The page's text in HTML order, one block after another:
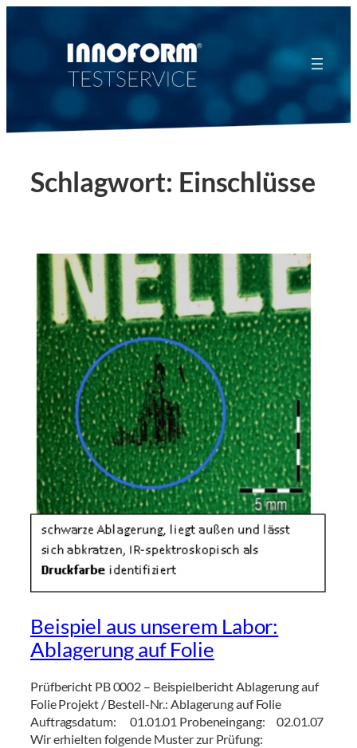
Schlagwort: Einschlüsse
Beispiel aus unserem Labor:
Ablagerung auf Folie
Prüfbericht PB 0002 – Beispielbericht Ablagerung auf
Folie Projekt / Bestell-Nr.: Ablagerung auf Folie
Auftragsdatum: 01.01.01 Probeneingang: 02.01.07
Wir erhielten folgende Muster zur Prüfung: